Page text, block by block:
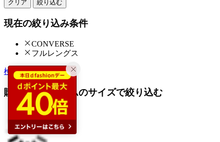
クリア 絞り込む
現在の絞り込み条件
CONVERSE
フルレングス
検索履歴から探す
購入済みアイテムのサイズで絞り込む